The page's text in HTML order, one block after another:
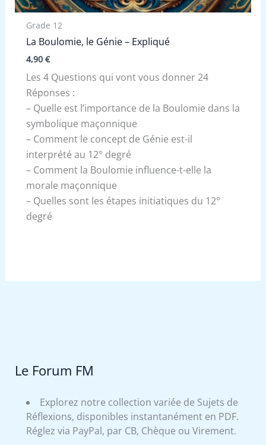
Grade 12
La Boulomie, le Génie – Expliqué
4,90 €
Les 4 Questions qui vont vous donner 24
Réponses :
– Quelle est l’importance de la Boulomie dans la
symbolique maçonnique
– Comment le concept de Génie est-il
interprété au 12° degré
– Comment la Boulomie influence-t-elle la
morale maçonnique
– Quelles sont les étapes initiatiques du 12°
degré
Le Forum FM
Explorez notre collection variée de Sujets de
Réflexions, disponibles instantanément en PDF.
Réglez via PayPal, par CB, Chèque ou Virement.